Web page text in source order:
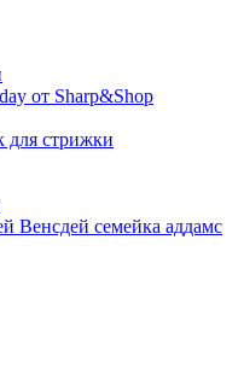
от Sharp&Shop
для стрижки
Венсдей семейка аддамс